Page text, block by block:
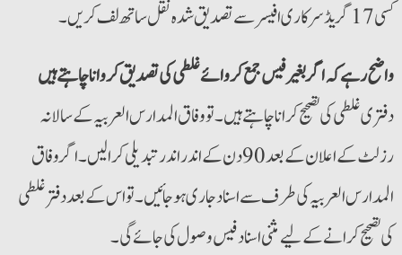
کسی 17 گریڈ سرکاری افیسر سے تصدیق شدہ نقل ساتھ لف کریں۔
واضح رہےکہ اگر بغیر فیس جمع کروائے غلطی کی تصدیق کروانا چاہتے ہیں
دفتری غلطی کی تصحیح کرانا چاہتے ہیں۔ تو وفاق المدارس العربیہ کے سالانہ
رزلٹ کے اعلان کے بعد 90 دن کےاندراندرتبدیلی کرالیں۔ اگر وفاق
المدارس العربیہ کی طرف سے اسناد جاری ہو جائیں۔ تو اس کے بعد دفتر غلطی
کی تصحیح کرانے کے لیے مثنی اسناد فیس وصول کی جائے گی۔